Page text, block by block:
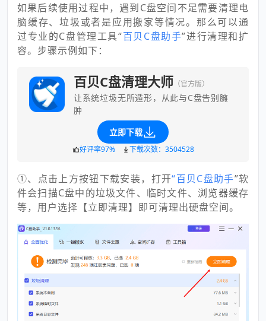
如果后续使用过程中，遇到C盘空间不足需要清理电
脑缓存、垃圾或者是应用搬家等情况。那么可以通
过专业的C盘管理工具“百贝C盘助手”进行清理和扩
容。步骤示例如下：
百贝C盘清理大师 （官方版）
让系统垃圾无所遁形，从此与C盘告别臃
肿
立即下载
好评率97% 下载次数：3504528
①、点击上方按钮下载安装，打开“百贝C盘助手”软
件会扫描C盘中的垃圾文件、临时文件、浏览器缓存
等，用户选择【立即清理】即可清理出硬盘空间。